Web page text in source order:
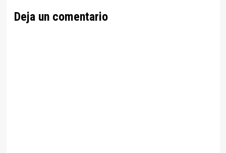
Deja un comentario